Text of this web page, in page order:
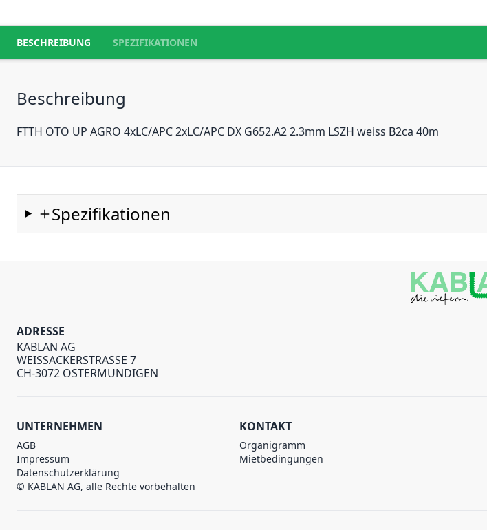
BESCHREIBUNG SPEZIFIKATIONEN
Beschreibung
FTTH OTO UP AGRO 4xLC/APC 2xLC/APC DX G652.A2 2.3mm LSZH weiss B2ca 40m
Spezifikationen
ADRESSE
KABLAN AG
WEISSACKERSTRASSE 7
CH-3072 OSTERMUNDIGEN
UNTERNEHMEN
AGB
Impressum
Datenschutzerklärung
© KABLAN AG, alle Rechte vorbehalten
KONTAKT
Organigramm
Mietbedingungen